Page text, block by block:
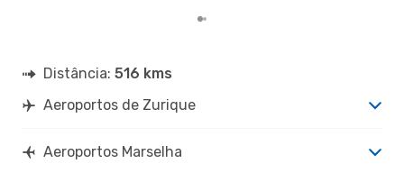
Distância: 516 kms
Aeroportos de Zurique
Aeroportos Marselha